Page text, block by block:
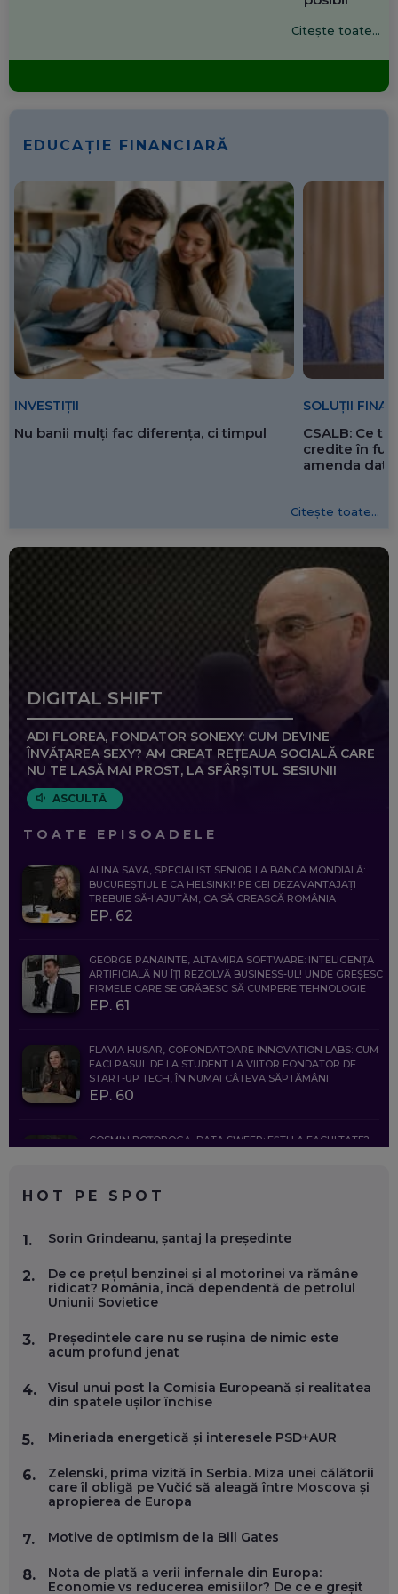
Citește toate...
EDUCAȚIE FINANCIARĂ
INVESTIȚII
Nu banii mulți fac diferența, ci timpul
SOLUȚII
CSALB: Ce
credite în
amenda
Citește toate...
DIGITAL SHIFT
ADI FLOREA, FONDATOR SONEXY: CUM DEVINE
ÎNVĂȚAREA SEXY? AM CREAT REȚEAUA SOCIALĂ CARE
NU TE LASĂ MAI PROST, LA SFÂRȘITUL SESIUNII
ASCULTĂ
TOATE EPISOADELE
ALINA SAVA, SPECIALIST SENIOR LA BANCA MONDIALĂ:
BUCUREȘTIUL E CA HELSINKI! PE CEI DEZAVANTAJAȚI
TREBUIE SĂ-I AJUTĂM, CA SĂ CREASCĂ ROMÂNIA
EP. 62
GEORGE PANAINTE, ALTAMIRA SOFTWARE: INTELIGENȚA
ARTIFICIALĂ NU ÎȚI REZOLVĂ BUSINESS-UL! UNDE GREȘESC
FIRMELE CARE SE GRĂBESC SĂ CUMPERE TEHNOLOGIE
EP. 61
FLAVIA HUSAR, COFONDATOARE INNOVATION LABS: CUM
FACI PASUL DE LA STUDENT LA VIITOR FONDATOR DE
START-UP TECH, ÎN NUMAI CÂTEVA SĂPTĂMÂNI
EP. 60
COSMIN BOȚOROGA, DATA SWEEP: EȘTI LA FACULTATE?
FOLOSEȘTI TEHNOLOGIA CA SĂ FII MAI BUN LA JOB. ȘI CUM
EP. 58
FOLOSEȘTI TEHNOLOGIA CA SĂ ÎȚI DESCHIZI DRUMUL
CĂTRE ARTĂ, LA NIVEL GLOBAL
EP. 57
ANDREI AVĂDANEI, BIT SENTINEL: CUM ÎȚI PROTEJEZI
CARIERĂ DE „HACKER CU PERMIS”
DOINA VÎLCEANU, CONTENTSPEED: VREI SUCCES ONLINE?
EP. 55
OLIVIU MATEI, HOLISUN: SOFTWARE DE LA CLUJ PENTRU
HOT PE SPOT
1. Sorin Grindeanu, șantaj la președinte
2.
De ce prețul benzinei și al motorinei va rămâne
ridicat? România, încă dependentă de petrolul
Uniunii Sovietice
3.
Președintele care nu se rușina de nimic este
acum profund jenat
4.
Visul unui post la Comisia Europeană și realitatea
din spatele ușilor închise
5. Mineriada energetică și interesele PSD+AUR
6.
Zelenski, prima vizită în Serbia. Miza unei călătorii
care îl obligă pe Vučić să aleagă între Moscova și
apropierea de Europa
7. Motive de optimism de la Bill Gates
8.
Nota de plată a verii infernale din Europa:
Economie vs reducerea emisiilor? De ce e greșit